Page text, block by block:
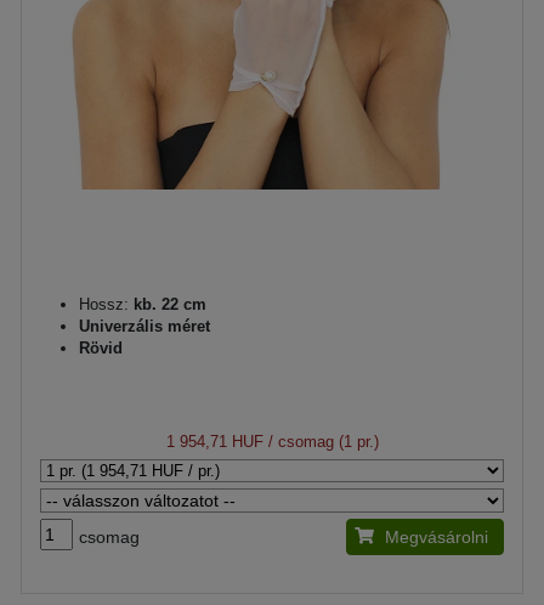
Hossz: kb. 22 cm
Univerzális méret
Rövid
1 954,71 HUF/ csomag (1 pr.)
csomag Megvásárolni